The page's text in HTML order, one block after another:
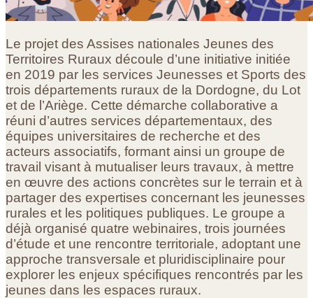
Le projet des Assises nationales Jeunes des
Territoires Ruraux découle d’une initiative initiée
en 2019 par les services Jeunesses et Sports des
trois départements ruraux de la Dordogne, du Lot
et de l’Ariège. Cette démarche collaborative a
réuni d’autres services départementaux, des
équipes universitaires de recherche et des
acteurs associatifs, formant ainsi un groupe de
travail visant à mutualiser leurs travaux, à mettre
en œuvre des actions concrètes sur le terrain et à
partager des expertises concernant les jeunesses
rurales et les politiques publiques. Le groupe a
déjà organisé quatre webinaires, trois journées
d’étude et une rencontre territoriale, adoptant une
approche transversale et pluridisciplinaire pour
explorer les enjeux spécifiques rencontrés par les
jeunes dans les espaces ruraux.